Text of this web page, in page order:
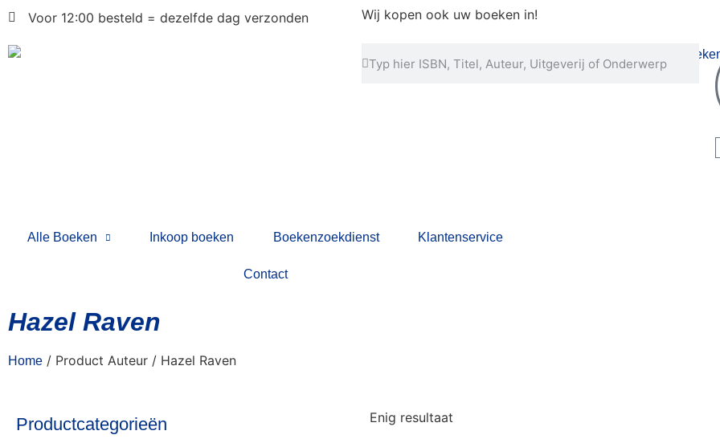
Voor 12:00 besteld = dezelfde dag verzonden Wij kopen ook uw boeken in!
Alle Boeken Inkoop boeken Boekenzoekdienst Klantenservice
Contact
Hazel Raven
Home / Product Auteur / Hazel Raven
Productcategorieën Enig resultaat